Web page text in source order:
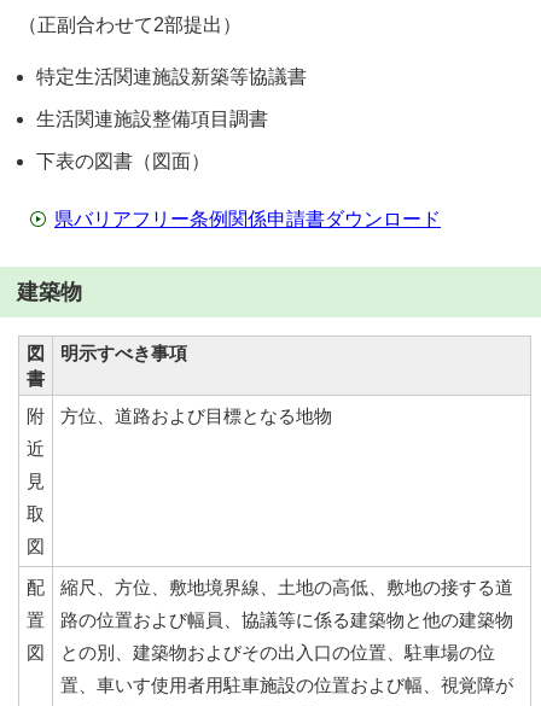
（正副合わせて2部提出）
特定生活関連施設新築等協議書
生活関連施設整備項目調書
下表の図書（図面）
県バリアフリー条例関係申請書ダウンロード
建築物
図
書
明示すべき事項
附
近
見
取
図
方位、道路および目標となる地物
配
置
図
縮尺、方位、敷地境界線、土地の高低、敷地の接する道
路の位置および幅員、協議等に係る建築物と他の建築物
との別、建築物およびその出入口の位置、駐車場の位
置、車いす使用者用駐車施設の位置および幅、視覚障が